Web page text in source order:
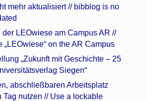
mehr aktualisiert // bibblog is no
LEOwiese am Campus AR //
„LEOwiese“ on the AR Campus
„Zukunft mit Geschichte – 25
Siegen“
abschließbaren Arbeitsplatz
Tag nutzen // Use a lockable